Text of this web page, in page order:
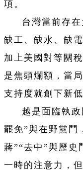
項。
台灣當前存
缺工、缺水、缺
加上美國對等關
是焦頭爛額，當
支持度就創下新低
越是面臨執
罷免”與在野黨鬥
蔣”“去中”與歷史
一時的注意力，